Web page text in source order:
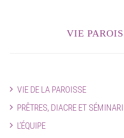
VIE
VIE DE LA PAROISSE
PRÊTRES, DIACRE ET
L’ÉQUIPE